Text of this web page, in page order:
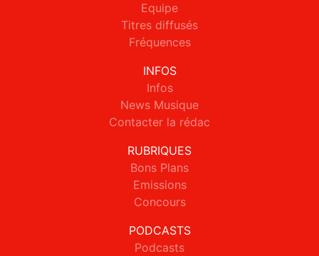
Equipe
Titres diffusés
Fréquences
INFOS
Infos
News Musique
Contacter la rédac
RUBRIQUES
Bons Plans
Emissions
Concours
PODCASTS
Podcasts